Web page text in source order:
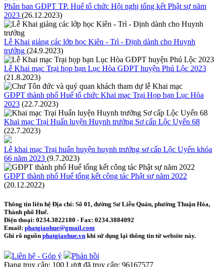
Phân ban GĐPT TP. Huế tổ chức Hội nghị tổng kết Phật sự năm
2023 (26.12.2023)
Lễ Khai giảng các lớp học Kiên - Trì - Định dành cho Huynh
trưởng (24.9.2023)
Lễ Khai mạc Trại họp bạn Lục Hòa GĐPT huyện Phú Lộc 2023
(21.8.2023)
GĐPT thành phố Huế tổ chức Khai mạc Trại Họp bạn Lục Hòa
2023 (22.7.2023)
Khai mạc Trại Huấn luyện Huynh trưởng Sơ cấp Lộc Uyển 68
(22.7.2023)
Lễ khai mạc Trại huấn huyện huynh trưởng sơ cấp Lộc Uyển khóa
66 năm 2023 (9.7.2023)
GĐPT thành phố Huế tổng kết công tác Phật sự năm 2022
(20.12.2022)
Thông tin liên hệ Địa chỉ: Số 01, đường Sư Liễu Quán, phường Thuận Hóa,
Thành phố Huế.
Điện thoại: 0234.3822180 - Fax: 0234.3884092
Email: phatgiaohue@gmail.com
Ghi rõ nguồn phatgiaohue.vn khi sử dụng lại thông tin từ website này.
Liên hệ - Góp ý
Phản hồi
Đang truy cập: 100 Lượt đã truy cập: 96167577